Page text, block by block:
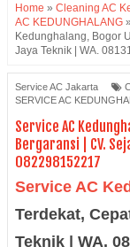
Home » Cleaning AC
AC KEDUNGHALANG »
Kedunghalang, Bogor
Jaya Teknik | WA.
Service AC Jakarta
SERVICE AC
Service AC
Bergaransi | CV.
082298152217
Service AC
Terdekat,
Teknik | WA.